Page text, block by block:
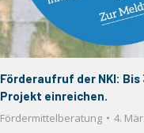
Förderaufruf der NKI: Bis
Projekt einreichen.
Fördermittelberatung
4.